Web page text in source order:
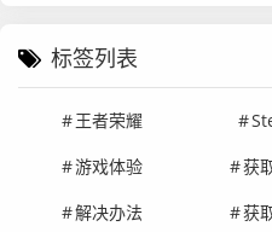
标签列表
王者荣耀
游戏体验
获
解决办法
获